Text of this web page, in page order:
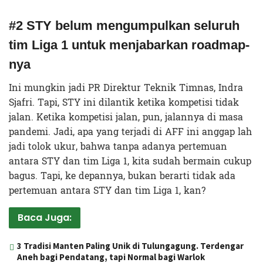
#2 STY belum mengumpulkan seluruh
tim Liga 1 untuk menjabarkan roadmap-
nya
Ini mungkin jadi PR Direktur Teknik Timnas, Indra
Sjafri. Tapi, STY ini dilantik ketika kompetisi tidak
jalan. Ketika kompetisi jalan, pun, jalannya di masa
pandemi. Jadi, apa yang terjadi di AFF ini anggap lah
jadi tolok ukur, bahwa tanpa adanya pertemuan
antara STY dan tim Liga 1, kita sudah bermain cukup
bagus. Tapi, ke depannya, bukan berarti tidak ada
pertemuan antara STY dan tim Liga 1, kan?
Baca Juga:
3 Tradisi Manten Paling Unik di Tulungagung. Terdengar
Aneh bagi Pendatang, tapi Normal bagi Warlok